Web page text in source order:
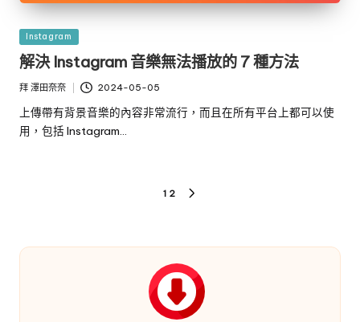
發
佈
於
Instagram
解決 Instagram 音樂無法播放的 7 種方法
發
者
拜 澤田奈奈 2024-05-05
上傳帶有背景音樂的內容非常流行，而且在所有平台上都可以使
用，包括 Instagram…
導
1 2